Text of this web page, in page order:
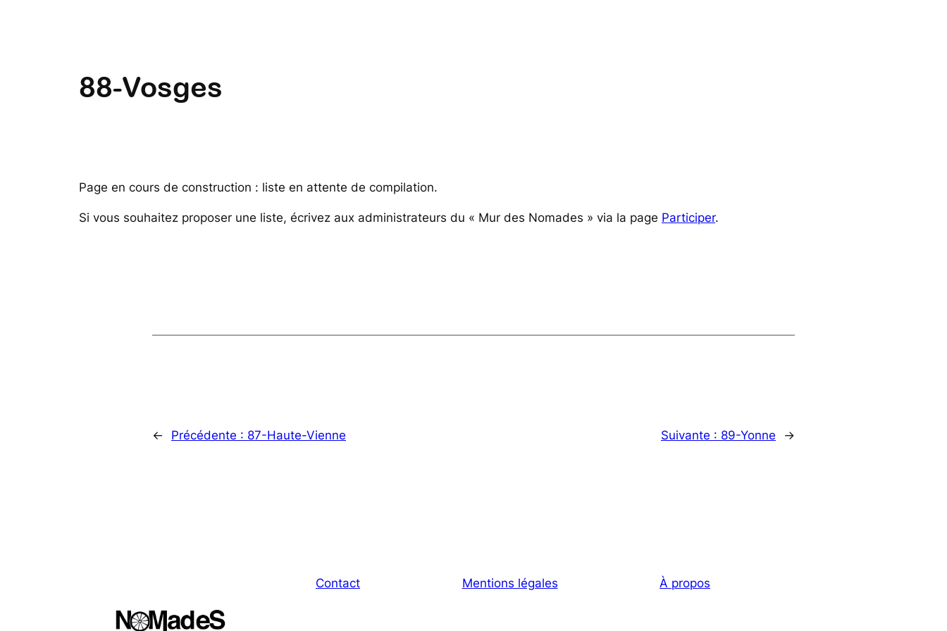
88-Vosges
Page en cours de construction : liste en attente de compilation.
Si vous souhaitez proposer une liste, écrivez aux administrateurs du « Mur des Nomades » via la page Participer.
← Précédente : 87-Haute-Vienne Suivante : 89-Yonne →
Contact Mentions légales À propos